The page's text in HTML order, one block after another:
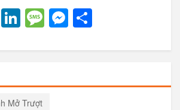
Pinterest
LinkedIn
Message
Messenger
Mở Trượt